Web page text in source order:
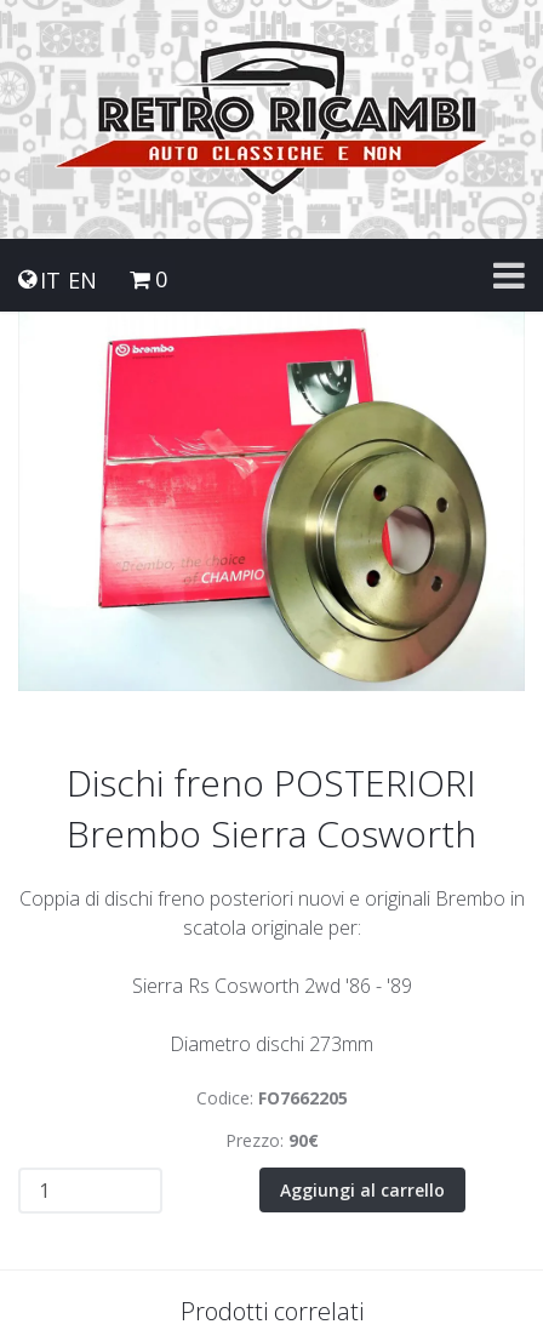
IT EN 0
Dischi freno POSTERIORI
Brembo Sierra Cosworth
Coppia di dischi freno posteriori nuovi e originali Brembo in
scatola originale per:
Sierra Rs Cosworth 2wd '86 - '89
Diametro dischi 273mm
Codice: FO7662205
Prezzo: 90€
Aggiungi al carrello
Prodotti correlati